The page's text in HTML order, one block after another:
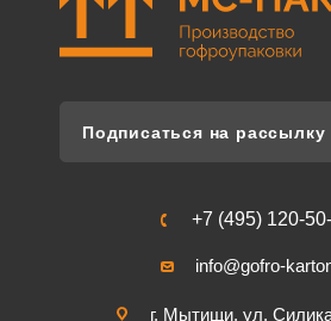
Подписаться на рассылку
+7 (495) 120-
info@gofro-
г. Мытищи, ул.